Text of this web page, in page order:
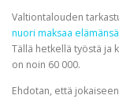
Valtiontalouden
nuori maksaa
Tällä hetkellä työstä ja
on noin 60 000.
Ehdotan, että